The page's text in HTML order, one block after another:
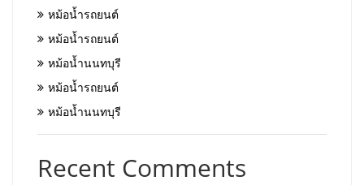
หม้อน้ำรถยนต์
หม้อน้ำรถยนต์
หม้อน้ำนนทบุรี
หม้อน้ำรถยนต์
หม้อน้ำนนทบุรี
Recent Comments